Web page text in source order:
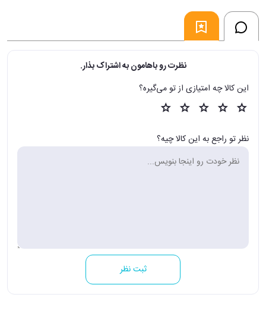
نظرت رو باهامون به اشتراک بذار.
این کالا چه امتیازی از تو می‌گیره؟
نظر تو راجع به این کالا چیه؟
ثبت نظر